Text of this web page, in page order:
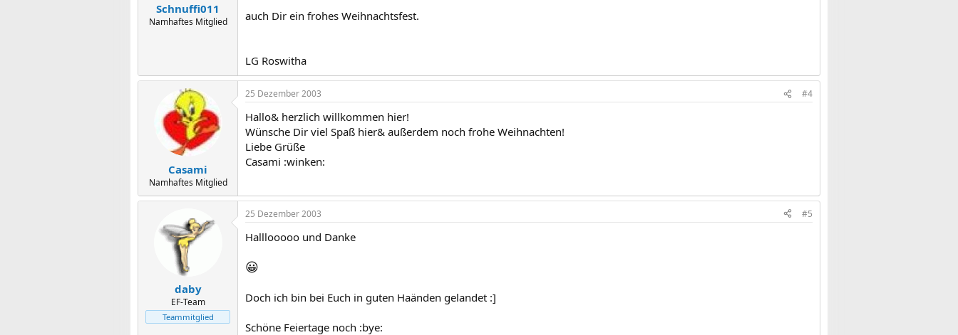
Schnuffi011
Namhaftes Mitglied auch Dir ein frohes Weihnachtsfest.
LG Roswitha
Casami
Namhaftes Mitglied
25 Dezember 2003 #4
Hallo& herzlich willkommen hier!
Wünsche Dir viel Spaß hier& außerdem noch frohe Weihnachten!
Liebe Grüße
Casami :winken:
daby
EF-Team
Teammitglied
25 Dezember 2003 #5
Halllooooo und Danke
😀
Doch ich bin bei Euch in guten Haänden gelandet :]
Schöne Feiertage noch :bye: